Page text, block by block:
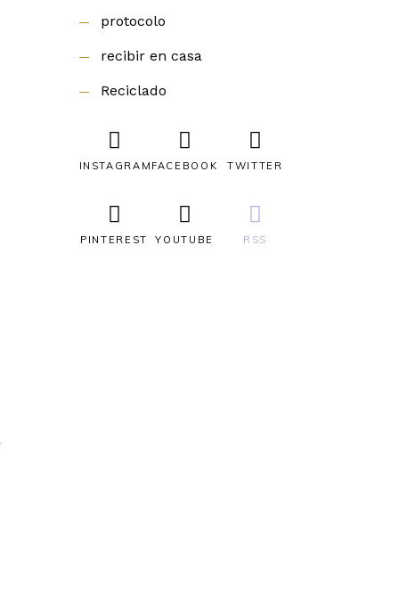
protocolo
recibir en casa
Reciclado
INSTAGRAM FACEBOOK TWITTER
PINTEREST YOUTUBE RSS